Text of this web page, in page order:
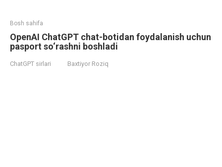
Bosh sahifa
OpenAI ChatGPT chat-botidan foydalanish uchun
pasport so‘rashni boshladi
ChatGPT sirlari Baxtiyor Roziq